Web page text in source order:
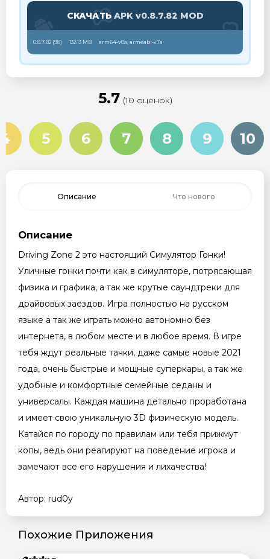
СКАЧАТЬ APK v0.8.7.82 MOD
0.8.7.82 (98) 132.13 MB arm64-v8a, armeabi-v7a
5.7 (10 оценок)
4 5 6 7 8 9 10
Описание Что нового
Описание
Driving Zone 2 это настоящий Cимулятор Гонки!
Уличные гонки почти как в симуляторе, потрясающая
физика и графика, а так же крутые саундтреки для
драйвовых заездов. Игра полностью на русском
языке а так же играть можно автономно без
интернета, в любом месте и в любое время. В игре
тебя ждут реальные тачки, даже самые новые 2021
года, очень быстрые и мощные суперкары, а так же
удобные и комфортные семейные седаны и
универсалы. Каждая машина детально проработана
и имеет свою уникальную 3D физическую модель.
Катайся по городу по правилам или тебя прижмут
копы, ведь они реагируют на поведение игрока и
замечают все его нарушения и лихачества!
Автор: rud0y
Похожие Приложения